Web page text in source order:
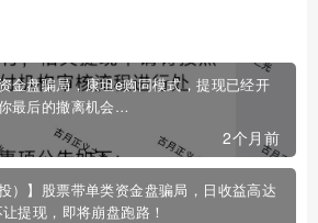
金盘骗局，康坦e购同模式，提现已经开
最后的撤离机会…
2个月前
）】股票带单类资金盘骗局，日收益高达
提现，即将崩盘跑路！